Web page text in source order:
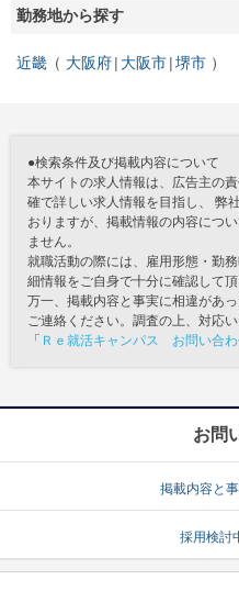
勤務地から探す
近畿 大阪府 大阪市 堺市
●検索条件及び掲載内容について
本サイトの求人情報は、広告主の
確で詳しい求人情報を目指し、 弊
おりますが、掲載情報の内容につ
ません。
就職活動の際には、雇用形態・勤
細情報をご自身で十分に確認して
万一、掲載内容と事実に相違があ
ご連絡ください。調査の上、対応い
「 Ｒｅ就活キャンパス お問い合
お問
掲載内容と
採用検討